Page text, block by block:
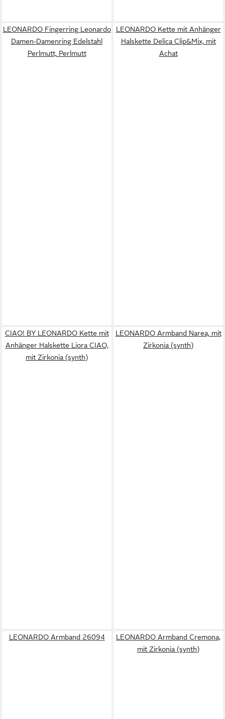
LEONARDO Fingerring Leonardo
Damen-Damenring Edelstahl
Perlmutt, Perlmutt
LEONARDO Kette mit Anhänger
Halskette Delica Clip&Mix, mit
Achat
CIAO! BY LEONARDO Kette mit
Anhänger Halskette Liora CIAO,
mit Zirkonia (synth)
LEONARDO Armband Narea, mit
Zirkonia (synth)
LEONARDO Armband 26094
LEONARDO Armband Cremona,
mit Zirkonia (synth)